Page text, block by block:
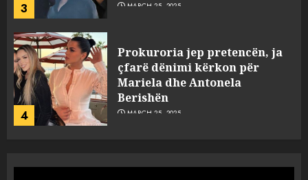
3 MARCH 25, 2025
4
Prokuroria jep pretencën, ja
çfarë dënimi kërkon për
Mariela dhe Antonela
Berishën
MARCH 25, 2025